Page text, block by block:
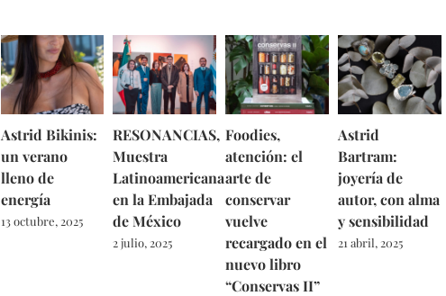
Astrid Bikinis:
un verano
lleno de
energía
13 octubre, 2025
RESONANCIAS,
Muestra
Latinoamericana
en la Embajada
de México
2 julio, 2025
Foodies,
atención: el
arte de
conservar
vuelve
recargado en el
nuevo libro
“Conservas II”
Astrid
Bartram:
joyería de
autor, con alma
y sensibilidad
21 abril, 2025